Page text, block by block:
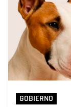
GOBIERNO